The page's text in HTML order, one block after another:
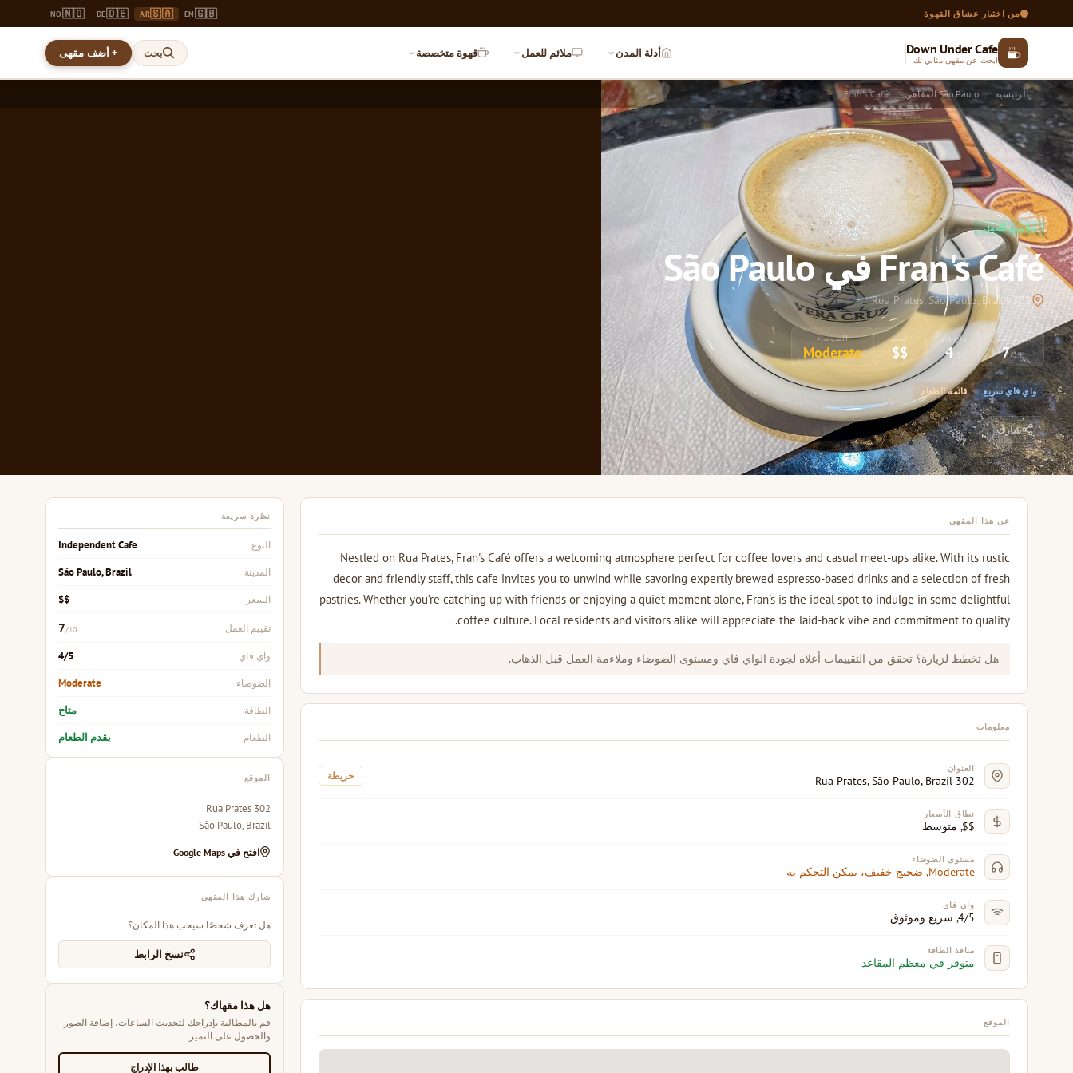
من اختيار عشاق القهوة 🇬🇧
EN
🇸🇦
AR
🇩🇪
DE
🇳🇴
NO
Down Under Cafe
ابحث عن مقهى مثالي لك أدلة المدن ملائم للعمل قهوة متخصصة بحث + أضف مقهى
الرئيسية São Paulo المقاهي Fran's Café
مناسب للعمل
Fran's Café في São Paulo
302 Rua Prates, São Paulo, Brazil
تقييم العمل
7/10
واي فاي
4/5
السعر
$$
الضوضاء
Moderate
واي فاي سريع قائمة الطعام
شارك
عن هذا المقهى
Nestled on Rua Prates, Fran's Café offers a welcoming atmosphere perfect for coffee lovers and casual meet-ups alike. With its rustic
decor and friendly staff, this cafe invites you to unwind while savoring expertly brewed espresso-based drinks and a selection of fresh
pastries. Whether you’re catching up with friends or enjoying a quiet moment alone, Fran's is the ideal spot to indulge in some delightful
coffee culture. Local residents and visitors alike will appreciate the laid-back vibe and commitment to quality.
هل تخطط لزيارة؟ تحقق من التقييمات أعلاه لجودة الواي فاي ومستوى الضوضاء وملاءمة العمل قبل الذهاب.
معلومات
العنوان
302 Rua Prates, São Paulo, Brazil خريطة
نطاق الأسعار
$$, متوسط
مستوى الضوضاء
Moderate, ضجيج خفيف، يمكن التحكم به
واي فاي
4/5, سريع وموثوق
منافذ الطاقة
متوفر في معظم المقاعد
الموقع
نظرة سريعة
النوع Independent Cafe
المدينة São Paulo, Brazil
السعر $$
تقييم العمل 7/10
واي فاي 4/5
الضوضاء Moderate
الطاقة متاح
الطعام يقدم الطعام
الموقع
302 Rua Prates
São Paulo, Brazil
افتح في Google Maps
شارك هذا المقهى
هل تعرف شخصًا سيحب هذا المكان؟
نسخ الرابط
هل هذا مقهاك؟
قم بالمطالبة بإدراجك لتحديث الساعات، إضافة الصور
والحصول على التميز.
طالب بهذا الإدراج